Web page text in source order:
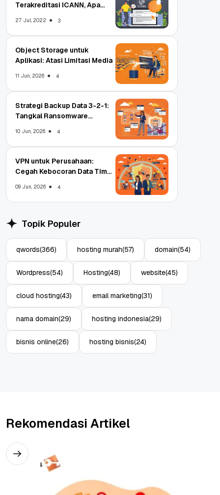
Terakreditasi ICANN, Apa
27 Jul, 2022 3
Object Storage untuk
Aplikasi: Atasi Limitasi Media
11 Jun, 2026 4
Strategi Backup Data 3-2-1:
Tangkal Ransomware
10 Jun, 2026 4
VPN untuk Perusahaan:
Cegah Kebocoran Data Tim
09 Jun, 2026 4
Topik Populer
qwords(366) hosting murah(57) domain(54)
Wordpress(54) Hosting(48) website(45)
cloud hosting(43) email marketing(31)
nama domain(29) hosting indonesia(29)
bisnis online(26) hosting bisnis(24)
Rekomendasi Artikel